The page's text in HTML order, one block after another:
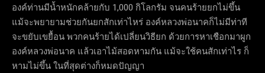
องค์ท่านมีน้ำหนักคล้ายกับ 1,000 กิโลกรัม จนคนร้ายยกไม่ขึ้น
แม้จะพยายามช่วยกันยกสักเท่าไหร่ องค์หลวงพ่อนาคก็ไม่มีท่าที
จะขยับเขยื้อน พวกคนร้ายได้เปลี่ยนวิธียก ด้วยการหาเชือกมาผูก
องค์หลวงพ่อนาค แล้วเอาไม้สอดหามกัน แม้จะใช้คนสักเท่าไร ก็
หามไม่ขึ้น ในที่สุดต่างก็หมดปัญญา